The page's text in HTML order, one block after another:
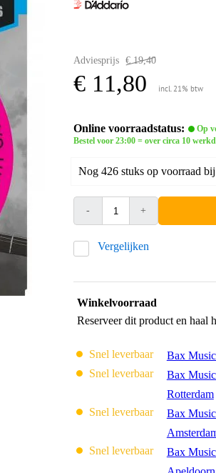
Adviesprijs € 19,40
€ 11,80 incl. 21% btw
Online voorraadstatus:
Op
Bestel voor 23:00 = over circa 10
Nog 426 stuks op voorraad
- +
Vergelijken
Winkelvoorraad
Reserveer dit product en haal
Snel leverbaar Bax
Snel leverbaar
Bax
Rotterdam
Snel leverbaar
Bax
Snel leverbaar
Bax